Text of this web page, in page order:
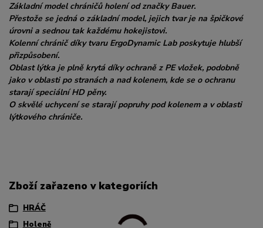
Základní model chráničů holení od značky Bauer.
Přestože se jedná o základní model, jejich tvar je na špičkové
úrovni a sednou tak každému hokejistovi.
Kolenní chránič díky tvaru ErgoDynamic Lab poskytuje hlubší
přizpůsobení.
Oblast lýtka je plně krytá díky ochraně z PE vložek, podobně
jako v oblasti po stranách a nad kolenem, kde se o ochranu
starají speciální HD pěny.
O skvělé uchycení se starají popruhy pod kolenem a v oblasti
lýtkového chrániče.
Zboží zařazeno v kategoriích
HRÁČ
Holeně